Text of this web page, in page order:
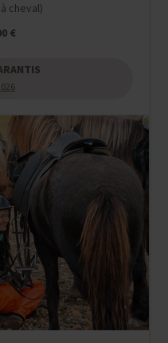
cheval)
€